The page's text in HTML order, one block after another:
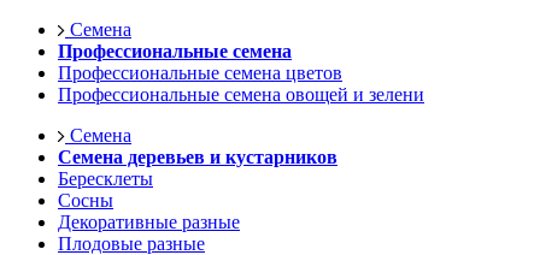
Семена
Профессиональные семена
Профессиональные семена цветов
Профессиональные семена овощей и зелени
Семена
Семена деревьев и кустарников
Бересклеты
Сосны
Декоративные разные
Плодовые разные